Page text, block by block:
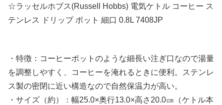
☆ラッセルホブス(Russell Hobbs) 電気ケトル コーヒー ス
テンレス ドリップ ポット 細口 0.8L 7408JP
・特徴：コーヒーポットのような細長い注ぎ口なので湯量
を調整しやすく、コーヒーを淹れるときに便利。ステンレ
ス製の密閉に近い構造なので自然保温力が高い。
・サイズ（約）：幅25.0×奥行13.0×高さ20.0㎝（ケトル本